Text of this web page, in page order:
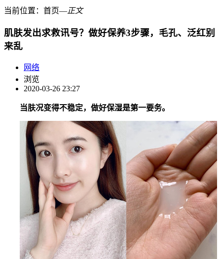
当前位置： 首页―正文
肌肤发出求救讯号？做好保养3步骤，毛孔、泛红别
来乱
网络
浏览
2020-03-26 23:27
当肤况变得不稳定，做好保湿是第一要务。